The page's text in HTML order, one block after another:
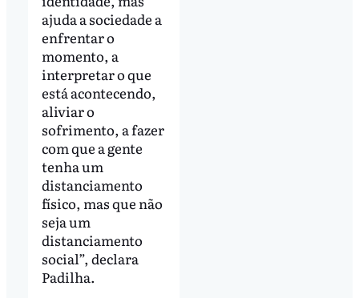
ajuda a sociedade a
enfrentar o
momento, a
interpretar o que
está acontecendo,
aliviar o
sofrimento, a fazer
com que a gente
tenha um
distanciamento
físico, mas que não
seja um
distanciamento
social”, declara
Padilha.